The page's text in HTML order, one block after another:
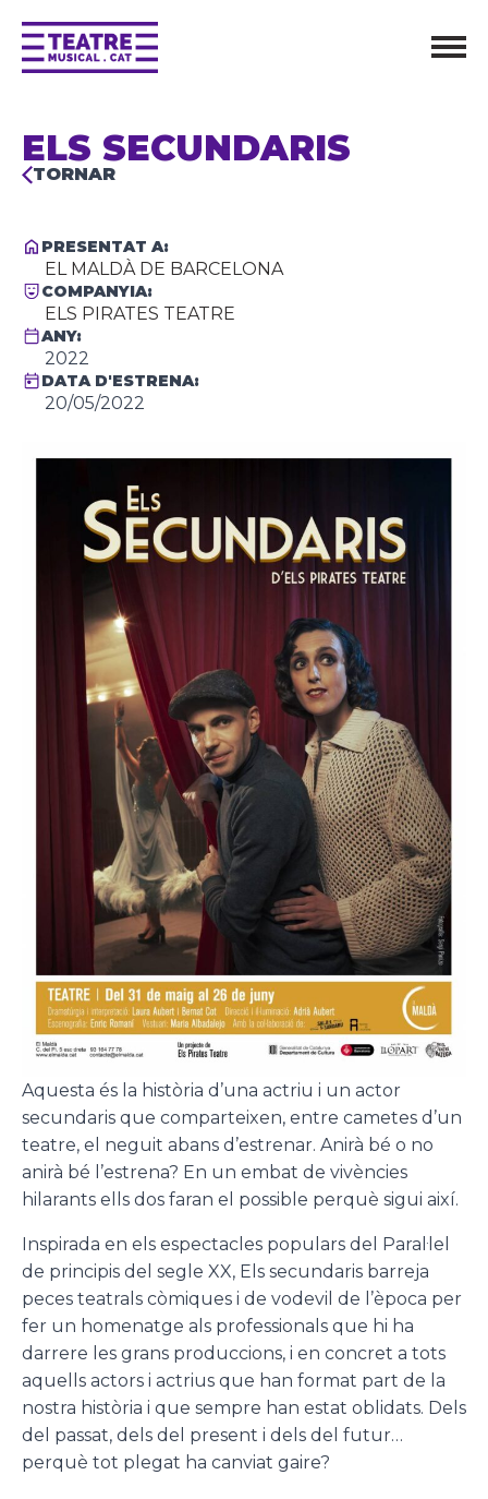
ELS SECUNDARIS
TORNAR
PRESENTAT A:
EL MALDÀ DE BARCELONA
COMPANYIA:
ELS PIRATES TEATRE
ANY:
2022
DATA D'ESTRENA:
20/05/2022
Aquesta és la història d’una actriu i un actor
secundaris que comparteixen, entre cametes d’un
teatre, el neguit abans d’estrenar. Anirà bé o no
anirà bé l’estrena? En un embat de vivències
hilarants ells dos faran el possible perquè sigui així.
Inspirada en els espectacles populars del Paral·lel
de principis del segle XX, Els secundaris barreja
peces teatrals còmiques i de vodevil de l’època per
fer un homenatge als professionals que hi ha
darrere les grans produccions, i en concret a tots
aquells actors i actrius que han format part de la
nostra història i que sempre han estat oblidats. Dels
del passat, dels del present i dels del futur…
perquè tot plegat ha canviat gaire?